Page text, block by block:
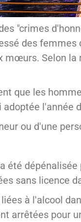
"crimes
des
mœurs. Selon
que les
l'année
ou d'une
été
sans licence
à l'alcool
arrêtées pour